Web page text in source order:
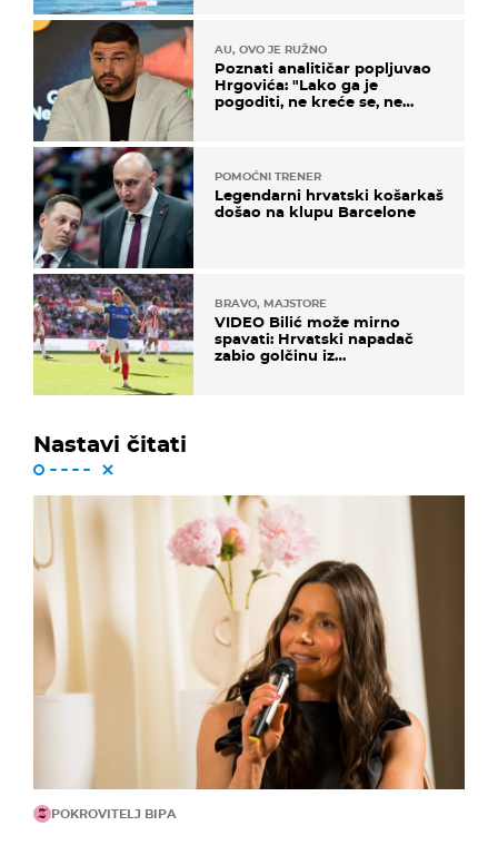
AU, OVO JE RUŽNO
Poznati analitičar popljuvao
Hrgovića: "Lako ga je
pogoditi, ne kreće se, ne
POMOĆNI TRENER
Legendarni hrvatski košarkaš
došao na klupu Barcelone
BRAVO, MAJSTORE
VIDEO Bilić može mirno
spavati: Hrvatski napadač
zabio golčinu iz
Nastavi čitati
POKROVITELJ BIPA